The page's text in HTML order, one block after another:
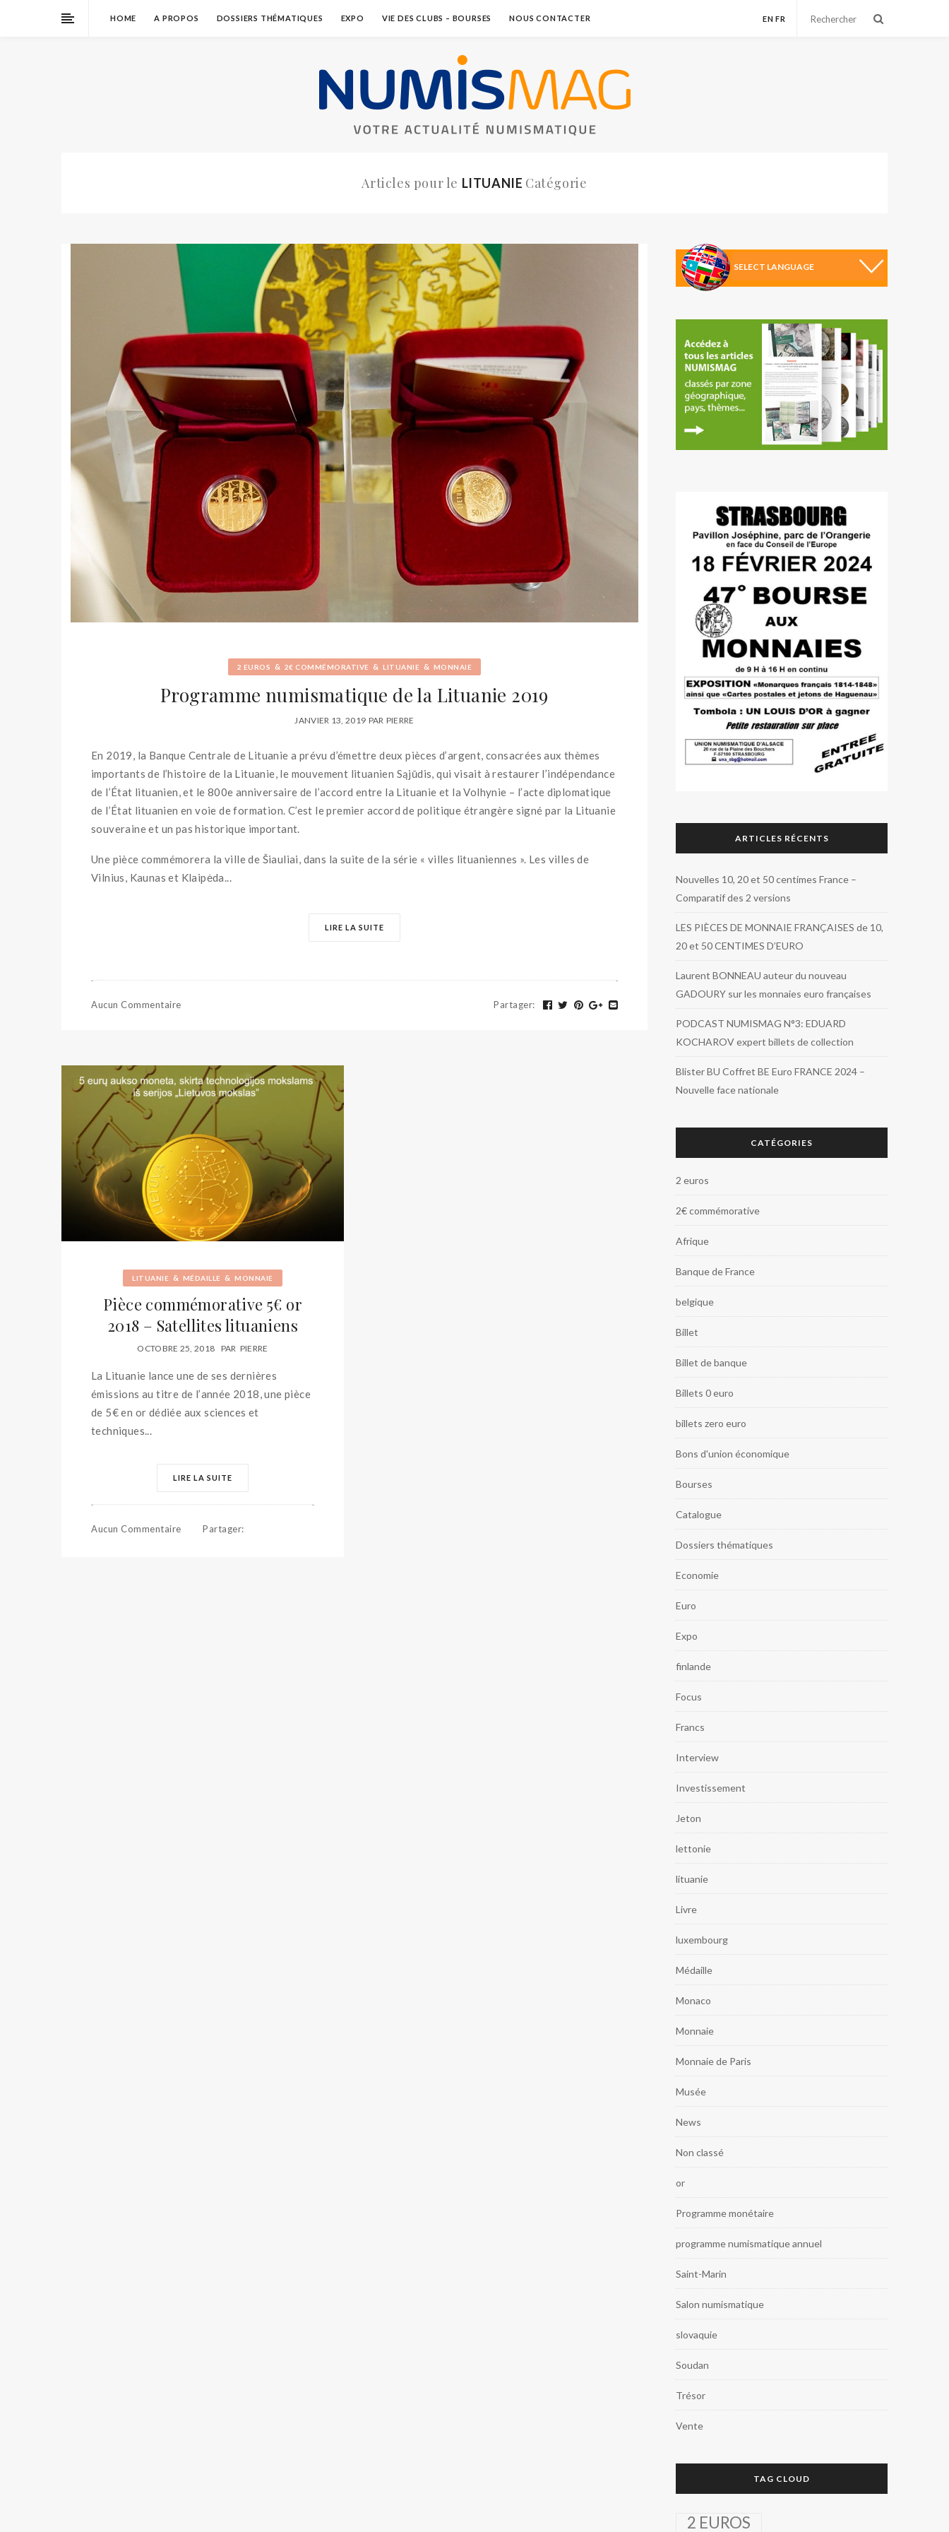
HOME A PROPOS DOSSIERS THÉMATIQUES EXPO VIE DES CLUBS – BOURSES NOUS CONTACTER EN FR
Articles pour le LITUANIE Catégorie
2 EUROS & 2€ COMMÉMORATIVE & LITUANIE & MONNAIE
Programme numismatique de la Lituanie 2019
JANVIER 13, 2019 PAR PIERRE
En 2019, la Banque Centrale de Lituanie a prévu d’émettre deux pièces d’argent, consacrées aux thèmes
importants de l’histoire de la Lituanie, le mouvement lituanien Sąjūdis, qui visait à restaurer l’indépendance
de l’État lituanien, et le 800e anniversaire de l’accord entre la Lituanie et la Volhynie – l’acte diplomatique
de l’État lituanien en voie de formation. C’est le premier accord de politique étrangère signé par la Lituanie
souveraine et un pas historique important.
Une pièce commémorera la ville de Šiauliai, dans la suite de la série « villes lituaniennes ». Les villes de
Vilnius, Kaunas et Klaipėda...
LIRE LA SUITE
Aucun Commentaire Partager:
LITUANIE & MÉDAILLE & MONNAIE
Pièce commémorative 5€ or
2018 – Satellites lituaniens
OCTOBRE 25, 2018 PAR PIERRE
La Lituanie lance une de ses dernières
émissions au titre de l’année 2018, une pièce
de 5€ en or dédiée aux sciences et
techniques...
LIRE LA SUITE
Aucun Commentaire Partager:
ARTICLES RÉCENTS
Nouvelles 10, 20 et 50 centimes France –
Comparatif des 2 versions
LES PIÈCES DE MONNAIE FRANÇAISES de 10,
20 et 50 CENTIMES D’EURO
Laurent BONNEAU auteur du nouveau
GADOURY sur les monnaies euro françaises
PODCAST NUMISMAG N°3: EDUARD
KOCHAROV expert billets de collection
Blister BU Coffret BE Euro FRANCE 2024 –
Nouvelle face nationale
CATÉGORIES
2 euros
2€ commémorative
Afrique
Banque de France
belgique
Billet
Billet de banque
Billets 0 euro
billets zero euro
Bons d'union économique
Bourses
Catalogue
Dossiers thématiques
Economie
Euro
Expo
finlande
Focus
Francs
Interview
Investissement
Jeton
lettonie
lituanie
Livre
luxembourg
Médaille
Monaco
Monnaie
Monnaie de Paris
Musée
News
Non classé
or
Programme monétaire
programme numismatique annuel
Saint-Marin
Salon numismatique
slovaquie
Soudan
Trésor
Vente
TAG CLOUD
2 EUROS